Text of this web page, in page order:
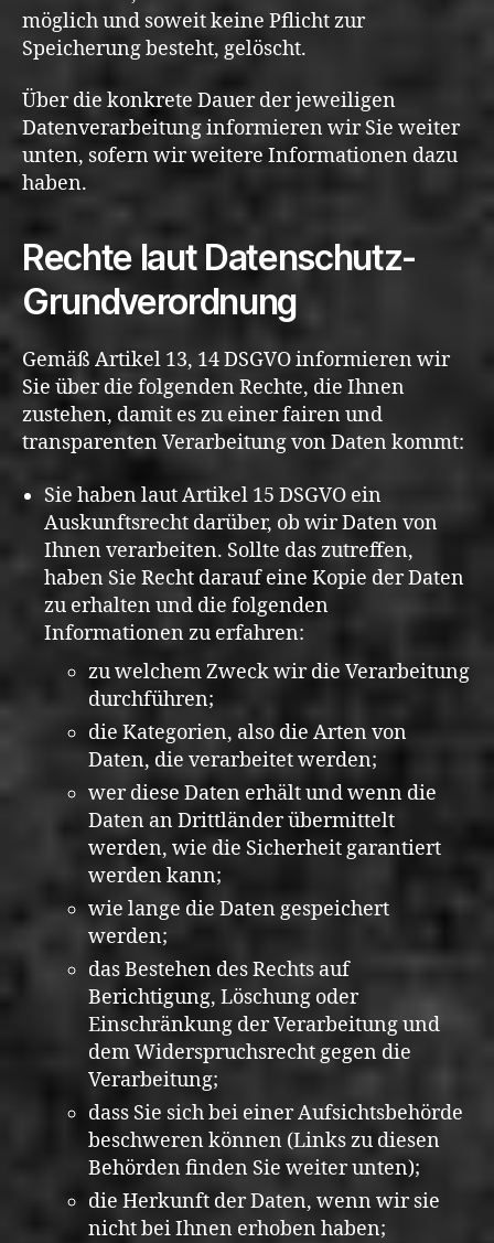
möglich und soweit keine Pflicht zur
Speicherung besteht, gelöscht.
Über die konkrete Dauer der jeweiligen
Datenverarbeitung informieren wir Sie weiter
unten, sofern wir weitere Informationen dazu
haben.
Rechte laut Datenschutz-
Grundverordnung
Gemäß Artikel 13, 14 DSGVO informieren wir
Sie über die folgenden Rechte, die Ihnen
zustehen, damit es zu einer fairen und
transparenten Verarbeitung von Daten kommt:
Sie haben laut Artikel 15 DSGVO ein
Auskunftsrecht darüber, ob wir Daten von
Ihnen verarbeiten. Sollte das zutreffen,
haben Sie Recht darauf eine Kopie der Daten
zu erhalten und die folgenden
Informationen zu erfahren:
zu welchem Zweck wir die Verarbeitung
durchführen;
die Kategorien, also die Arten von
Daten, die verarbeitet werden;
wer diese Daten erhält und wenn die
Daten an Drittländer übermittelt
werden, wie die Sicherheit garantiert
werden kann;
wie lange die Daten gespeichert
werden;
das Bestehen des Rechts auf
Berichtigung, Löschung oder
Einschränkung der Verarbeitung und
dem Widerspruchsrecht gegen die
Verarbeitung;
dass Sie sich bei einer Aufsichtsbehörde
beschweren können (Links zu diesen
Behörden finden Sie weiter unten);
die Herkunft der Daten, wenn wir sie
nicht bei Ihnen erhoben haben;